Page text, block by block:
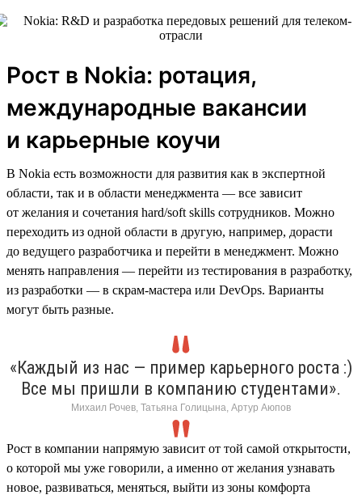
Рост в Nokia: ротация,
международные вакансии
и карьерные коучи
В Nokia есть возможности для развития как в экспертной
области, так и в области менеджмента — все зависит
от желания и сочетания hard/soft skills сотрудников. Можно
переходить из одной области в другую, например, дорасти
до ведущего разработчика и перейти в менеджмент. Можно
менять направления — перейти из тестирования в разработку,
из разработки — в скрам-мастера или DevOps. Варианты
могут быть разные.
«Каждый из нас — пример карьерного роста :)
Все мы пришли в компанию студентами».
Михаил Рочев, Татьяна Голицына, Артур Аюпов
Рост в компании напрямую зависит от той самой открытости,
о которой мы уже говорили, а именно от желания узнавать
новое, развиваться, меняться, выйти из зоны комфорта